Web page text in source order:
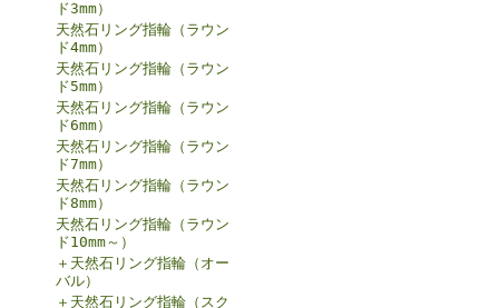
ド3mm）
天然石リング指輪（ラウン
ド4mm）
天然石リング指輪（ラウン
ド5mm）
天然石リング指輪（ラウン
ド6mm）
天然石リング指輪（ラウン
ド7mm）
天然石リング指輪（ラウン
ド8mm）
天然石リング指輪（ラウン
ド10mm～）
＋天然石リング指輪（オー
バル）
＋天然石リング指輪（スク